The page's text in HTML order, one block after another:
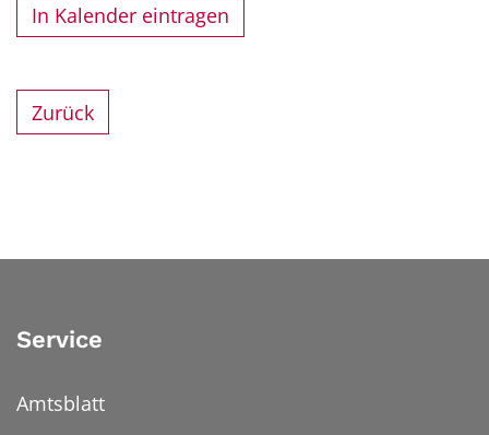
In Kalender eintragen
Zurück
Service
Amtsblatt